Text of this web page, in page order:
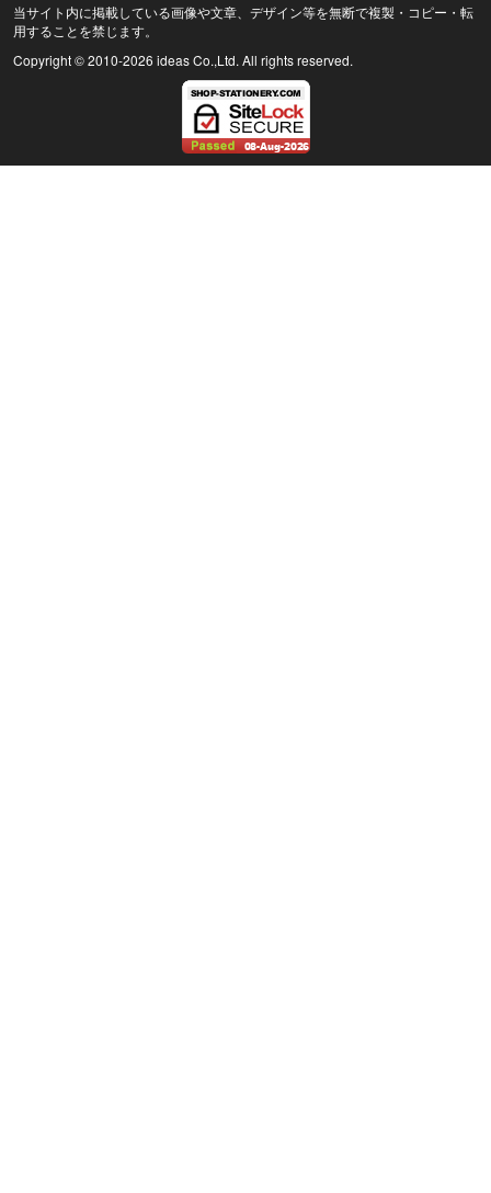
当サイト内に掲載している画像や文章、デザイン等を無断で複製・コピー・転
用することを禁じます。
Copyright © 2010-2026 ideas Co.,Ltd. All rights reserved.